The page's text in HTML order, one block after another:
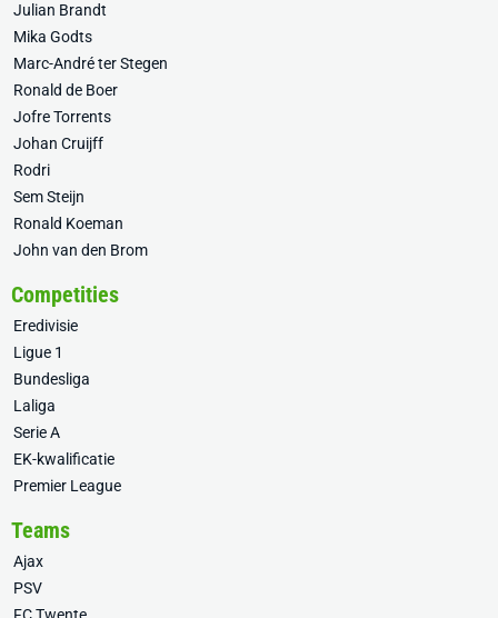
Julian Brandt
Mika Godts
Marc-André ter Stegen
Ronald de Boer
Jofre Torrents
Johan Cruijff
Rodri
Sem Steijn
Ronald Koeman
John van den Brom
Competities
Eredivisie
Ligue 1
Bundesliga
Laliga
Serie A
EK-kwalificatie
Premier League
Teams
Ajax
PSV